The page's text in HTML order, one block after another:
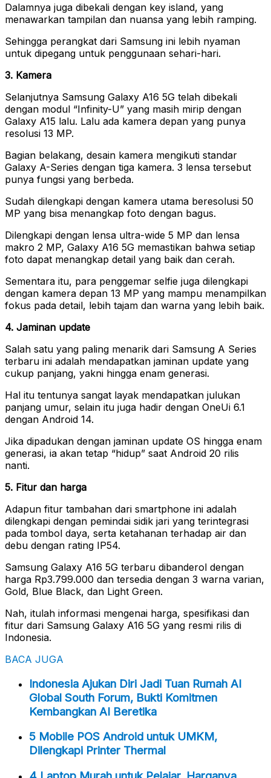
Dalamnya juga dibekali dengan key island, yang
menawarkan tampilan dan nuansa yang lebih ramping.
Sehingga perangkat dari Samsung ini lebih nyaman
untuk dipegang untuk penggunaan sehari-hari.
3. Kamera
Selanjutnya Samsung Galaxy A16 5G telah dibekali
dengan modul “Infinity-U” yang masih mirip dengan
Galaxy A15 lalu. Lalu ada kamera depan yang punya
resolusi 13 MP.
Bagian belakang, desain kamera mengikuti standar
Galaxy A-Series dengan tiga kamera. 3 lensa tersebut
punya fungsi yang berbeda.
Sudah dilengkapi dengan kamera utama beresolusi 50
MP yang bisa menangkap foto dengan bagus.
Dilengkapi dengan lensa ultra-wide 5 MP dan lensa
makro 2 MP, Galaxy A16 5G memastikan bahwa setiap
foto dapat menangkap detail yang baik dan cerah.
Sementara itu, para penggemar selfie juga dilengkapi
dengan kamera depan 13 MP yang mampu menampilkan
fokus pada detail, lebih tajam dan warna yang lebih baik.
4. Jaminan update
Salah satu yang paling menarik dari Samsung A Series
terbaru ini adalah mendapatkan jaminan update yang
cukup panjang, yakni hingga enam generasi.
Hal itu tentunya sangat layak mendapatkan julukan
panjang umur, selain itu juga hadir dengan OneUi 6.1
dengan Android 14.
Jika dipadukan dengan jaminan update OS hingga enam
generasi, ia akan tetap “hidup” saat Android 20 rilis
nanti.
5. Fitur dan harga
Adapun fitur tambahan dari smartphone ini adalah
dilengkapi dengan pemindai sidik jari yang terintegrasi
pada tombol daya, serta ketahanan terhadap air dan
debu dengan rating IP54.
Samsung Galaxy A16 5G terbaru dibanderol dengan
harga Rp3.799.000 dan tersedia dengan 3 warna varian,
Gold, Blue Black, dan Light Green.
Nah, itulah informasi mengenai harga, spesifikasi dan
fitur dari Samsung Galaxy A16 5G yang resmi rilis di
Indonesia.
BACA JUGA
Indonesia Ajukan Diri Jadi Tuan Rumah AI
Global South Forum, Bukti Komitmen
Kembangkan AI Beretika
5 Mobile POS Android untuk UMKM,
Dilengkapi Printer Thermal